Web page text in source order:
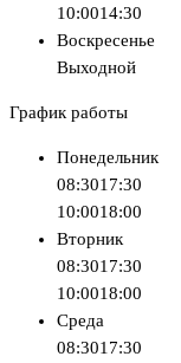
10:0014:30
Воскресенье
Выходной
График работы
Понедельник
08:3017:30
10:0018:00
Вторник
08:3017:30
10:0018:00
Среда
08:3017:30